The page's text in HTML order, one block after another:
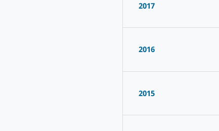
2017
2016
2015